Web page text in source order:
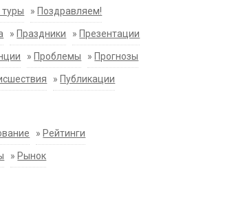
» Поздравляем!
» Праздники » Презентации
» Проблемы » Прогнозы
» Публикации
» Рейтинги
» Рынок